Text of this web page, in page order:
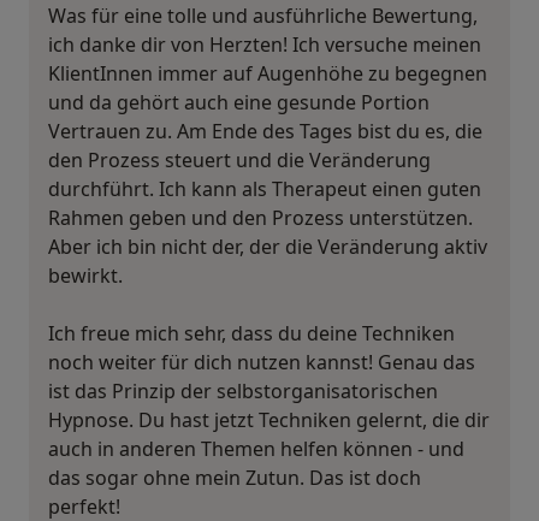
Was für eine tolle und ausführliche Bewertung,
ich danke dir von Herzten! Ich versuche meinen
KlientInnen immer auf Augenhöhe zu begegnen
und da gehört auch eine gesunde Portion
Vertrauen zu. Am Ende des Tages bist du es, die
den Prozess steuert und die Veränderung
durchführt. Ich kann als Therapeut einen guten
Rahmen geben und den Prozess unterstützen.
Aber ich bin nicht der, der die Veränderung aktiv
bewirkt.
Ich freue mich sehr, dass du deine Techniken
noch weiter für dich nutzen kannst! Genau das
ist das Prinzip der selbstorganisatorischen
Hypnose. Du hast jetzt Techniken gelernt, die dir
auch in anderen Themen helfen können - und
das sogar ohne mein Zutun. Das ist doch
perfekt!